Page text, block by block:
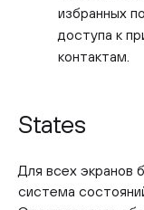
избранных
доступа к
контактам.
States
Для всех экранов
система